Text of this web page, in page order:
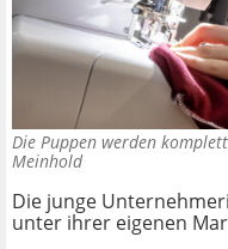
Die Puppen werden
Meinhold
Die junge
unter ihrer eigenen